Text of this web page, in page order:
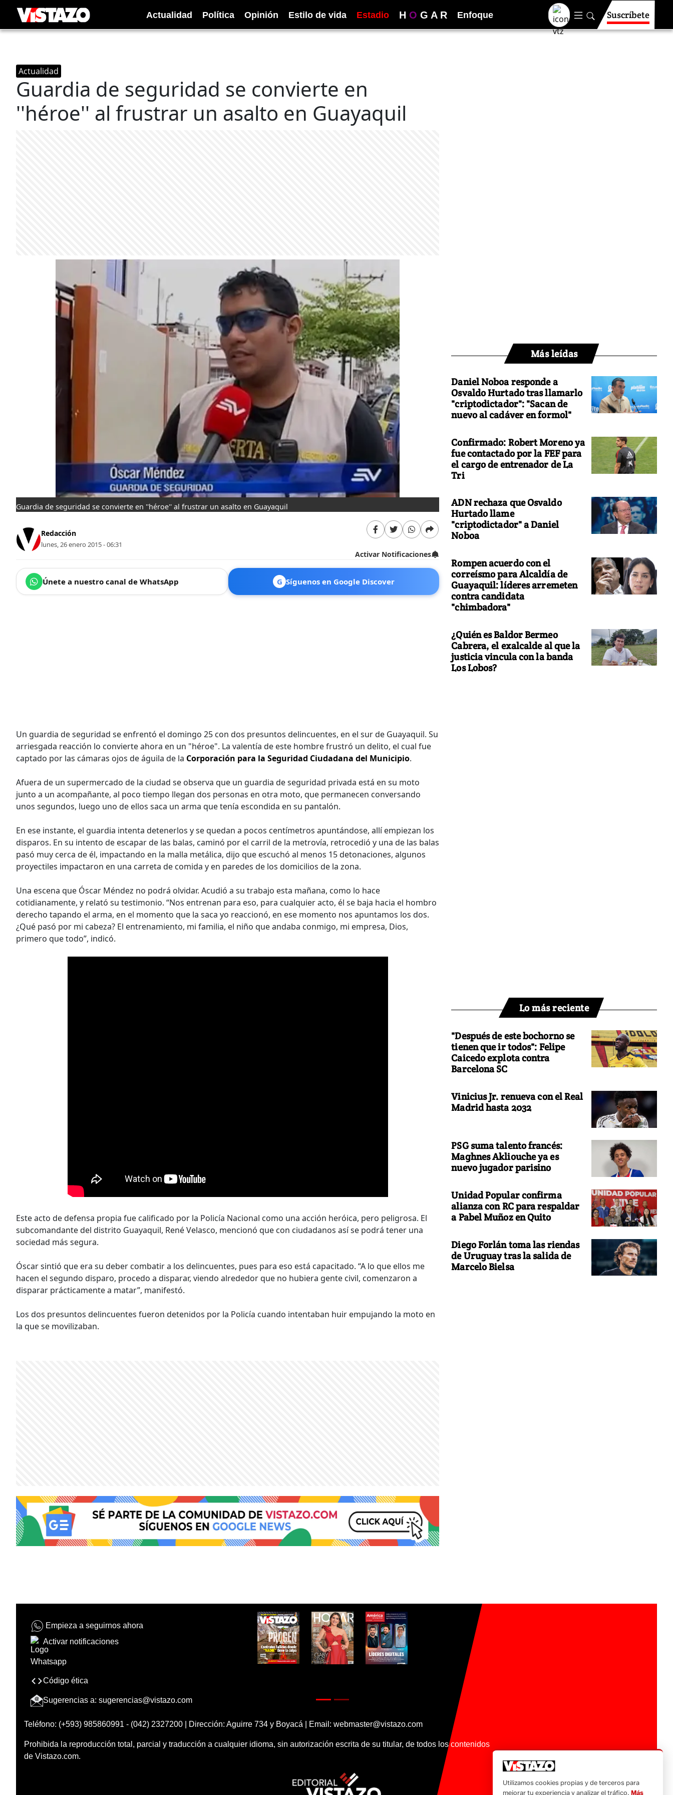
Actualidad Política Opinión Estilo de vida Estadio H O G A R Enfoque Suscríbete
Actualidad
Guardia de seguridad se convierte en
''héroe'' al frustrar un asalto en Guayaquil
Guardia de seguridad se convierte en ''héroe'' al frustrar un asalto en Guayaquil
Redacción
lunes, 26 enero 2015 - 06:31
Activar Notificaciones
Únete a nuestro canal de WhatsApp G Síguenos en Google Discover
Un guardia de seguridad se enfrentó el domingo 25 con dos presuntos delincuentes, en el sur de Guayaquil. Su
arriesgada reacción lo convierte ahora en un "héroe". La valentía de este hombre frustró un delito, el cual fue
captado por las cámaras ojos de águila de la Corporación para la Seguridad Ciudadana del Municipio.
Afuera de un supermercado de la ciudad se observa que un guardia de seguridad privada está en su moto
junto a un acompañante, al poco tiempo llegan dos personas en otra moto, que permanecen conversando
unos segundos, luego uno de ellos saca un arma que tenía escondida en su pantalón.
En ese instante, el guardia intenta detenerlos y se quedan a pocos centímetros apuntándose, allí empiezan los
disparos. En su intento de escapar de las balas, caminó por el carril de la metrovía, retrocedió y una de las balas
pasó muy cerca de él, impactando en la malla metálica, dijo que escuchó al menos 15 detonaciones, algunos
proyectiles impactaron en una carreta de comida y en paredes de los domicilios de la zona.
Una escena que Óscar Méndez no podrá olvidar. Acudió a su trabajo esta mañana, como lo hace
cotidianamente, y relató su testimonio. “Nos entrenan para eso, para cualquier acto, él se baja hacia el hombro
derecho tapando el arma, en el momento que la saca yo reaccionó, en ese momento nos apuntamos los dos.
¿Qué pasó por mi cabeza? El entrenamiento, mi familia, el niño que andaba conmigo, mi empresa, Dios,
primero que todo”, indicó.
Este acto de defensa propia fue calificado por la Policía Nacional como una acción heróica, pero peligrosa. El
subcomandante del distrito Guayaquil, René Velasco, mencionó que con ciudadanos así se podrá tener una
sociedad más segura.
Óscar sintió que era su deber combatir a los delincuentes, pues para eso está capacitado. “A lo que ellos me
hacen el segundo disparo, procedo a disparar, viendo alrededor que no hubiera gente civil, comenzaron a
disparar prácticamente a matar”, manifestó.
Los dos presuntos delincuentes fueron detenidos por la Policía cuando intentaban huir empujando la moto en
la que se movilizaban.
Más leídas
Daniel Noboa responde a
Osvaldo Hurtado tras llamarlo
"criptodictador": "Sacan de
nuevo al cadáver en formol"
Confirmado: Robert Moreno ya
fue contactado por la FEF para
el cargo de entrenador de La
Tri
ADN rechaza que Osvaldo
Hurtado llame
"criptodictador" a Daniel
Noboa
Rompen acuerdo con el
correísmo para Alcaldía de
Guayaquil: líderes arremeten
contra candidata
"chimbadora"
¿Quién es Baldor Bermeo
Cabrera, el exalcalde al que la
justicia vincula con la banda
Los Lobos?
Lo más reciente
"Después de este bochorno se
tienen que ir todos": Felipe
Caicedo explota contra
Barcelona SC
Vinicius Jr. renueva con el Real
Madrid hasta 2032
PSG suma talento francés:
Maghnes Akliouche ya es
nuevo jugador parisino
Unidad Popular confirma
alianza con RC para respaldar
a Pabel Muñoz en Quito
Diego Forlán toma las riendas
de Uruguay tras la salida de
Marcelo Bielsa
Empieza a seguirnos ahora
Activar notificaciones
Código ética
Sugerencias a: sugerencias@vistazo.com
Teléfono: (+593) 985860991 - (042) 2327200 | Dirección: Aguirre 734 y Boyacá | Email: webmaster@vistazo.com
Prohibida la reproducción total, parcial y traducción a cualquier idioma, sin autorización escrita de su titular, de todos los contenidos
de Vistazo.com.
Utilizamos cookies propias y de terceros para
mejorar tu experiencia y analizar el tráfico. Más